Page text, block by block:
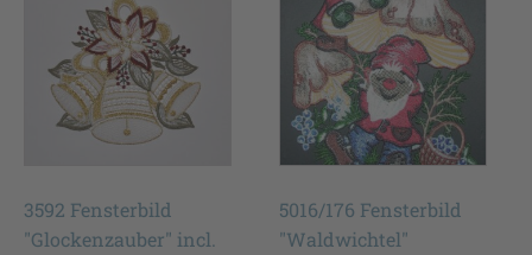
3592 Fensterbild
"Glockenzauber" incl.
5016/176 Fensterbild
"Waldwichtel"